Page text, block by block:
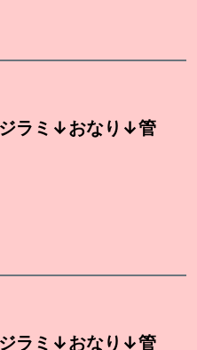
ラミ↓おなり↓管
ラミ↓おなり↓管